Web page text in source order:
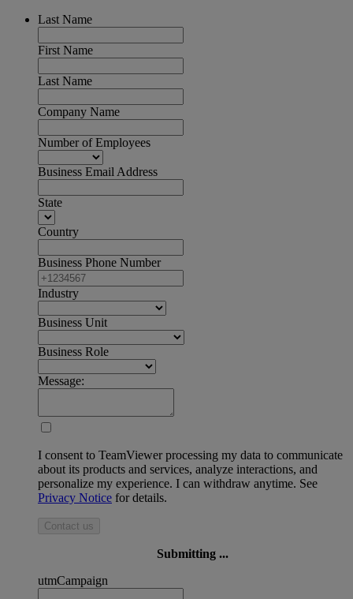
Last Name
First Name
Last Name
Company Name
Number of Employees
Business Email Address
State
Country
Business Phone Number
Industry
Business Unit
Business Role
Message:
I consent to TeamViewer processing my data to communicate
about its products and services, analyze interactions, and
personalize my experience. I can withdraw anytime. See
Privacy Notice for details.
Contact us
Submitting ...
utmCampaign